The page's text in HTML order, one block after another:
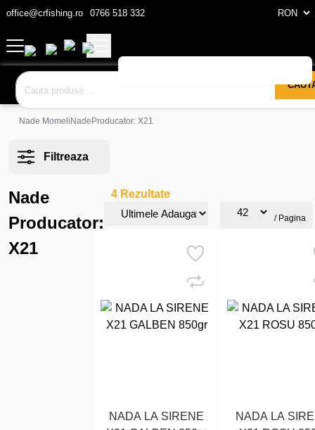
office@crfishing.ro 0766 518 332
Nade Momeli Nade Producator: X21
Filtreaza
Nade
Producator:
X21
4 Rezultate
/ Pagina
NADA LA SIRENE
NADA LA